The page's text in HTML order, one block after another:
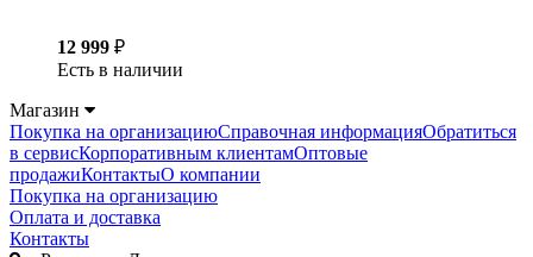
12 999 ₽
Есть в наличии
Магазин
Покупка на организациюСправочная информацияОбратиться
в сервисКорпоративным клиентамОптовые
продажиКонтактыО компании
Покупка на организацию
Оплата и доставка
Контакты